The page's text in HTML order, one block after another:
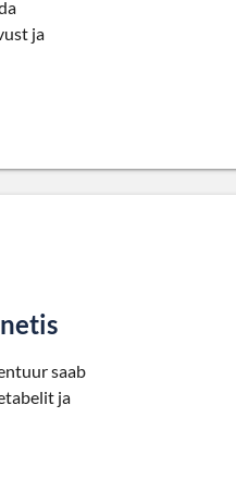
ja
saab
ja